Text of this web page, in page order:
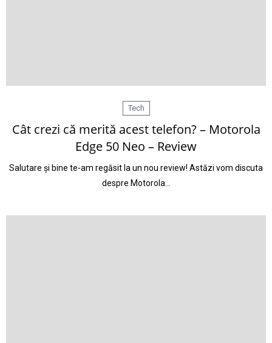
Tech
Cât crezi că merită acest telefon? – Motorola
Edge 50 Neo – Review
Salutare și bine te-am regăsit la un nou review! Astăzi vom discuta
despre Motorola…